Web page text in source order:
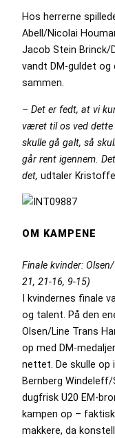
Hos herrerne
Abell/Nicolai
Jacob Stein Brinck/
vandt DM-guldet
sammen.
– Det er fedt, at vi
været til os ved
skulle gå galt, så
går rent igennem.
det, udtaler Kristoffer
OM KAMPENE
Finale kvinder:
21, 21-16, 9-15)
I kvindernes finale
og talent. På den
Olsen/Line Trans
op med DM-
nettet. De skulle op
Bernberg
dugfrisk U20 EM-
kampen op –
makkere, da